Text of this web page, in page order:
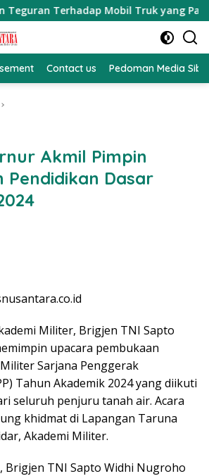
Terhadap Mobil Truk yang Parkir
Contact us Pedoman Media
Akmil Pimpin
Pendidikan Dasar
Militer, Brigjen TNI Sapto
upacara pembukaan
Sarjana Penggerak
Tahun Akademik 2024 yang diikuti
seluruh penjuru tanah air. Acara
khidmat di Lapangan Taruna
Akademi Militer.
Brigjen TNI Sapto Widhi Nugroho